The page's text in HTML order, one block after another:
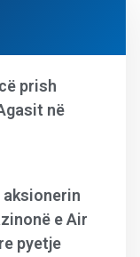
prish
në
aksionerin
e Air
pyetje